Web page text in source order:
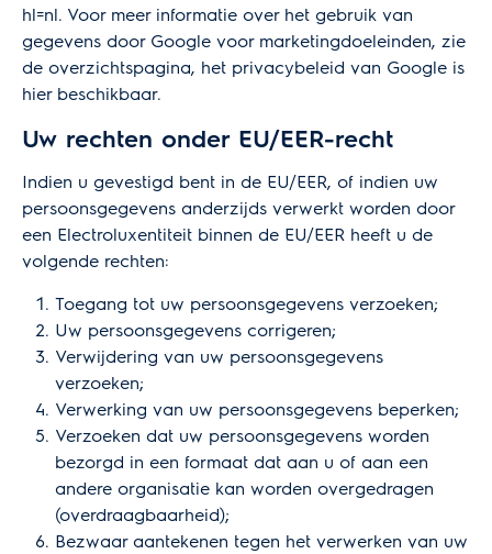
hl=nl. Voor meer informatie over het gebruik van
gegevens door Google voor marketingdoeleinden, zie
de overzichtspagina, het privacybeleid van Google is
hierbeschikbaar.
Uw rechten onder EU/EER-recht
Indien u gevestigd bent in de EU/EER, of indien uw
persoonsgegevens anderzijds verwerkt worden door
een Electroluxentiteit binnen de EU/EER heeft u de
volgende rechten:
Toegang tot uw persoonsgegevens verzoeken;
Uw persoonsgegevens corrigeren;
Verwijdering van uw persoonsgegevens
verzoeken;
Verwerking van uw persoonsgegevens beperken;
Verzoeken dat uw persoonsgegevens worden
bezorgd in een formaat dat aan u of aan een
andere organisatie kan worden overgedragen
(overdraagbaarheid);
Bezwaar aantekenen tegen het verwerken van uw